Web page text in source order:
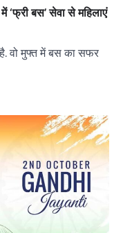
‘फ्री बस’ सेवा से महिलाएं
वो मुफ्त में बस का सफर